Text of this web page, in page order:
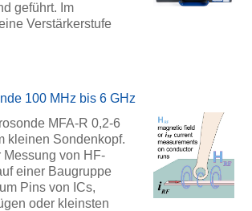
geführt. Im
Verstärkerstufe
100 MHz bis 6 GHz
MFA-R 0,2-6
kleinen Sondenkopf.
Messung von HF-
einer Baugruppe
Pins von ICs,
oder kleinsten